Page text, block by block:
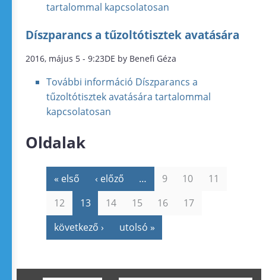
tartalommal kapcsolatosan
Díszparancs a tűzoltótisztek avatására
2016, május 5 - 9:23DE by Benefi Géza
További információ Díszparancs a
tűzoltótisztek avatására tartalommal
kapcsolatosan
Oldalak
« első ‹ előző … 9 10
11
12
13 14 15 16
17
következő ›
utolsó »